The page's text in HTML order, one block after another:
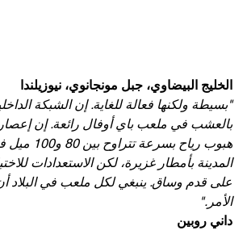
الخليج البيضاوي، جبل مونجانوي، نيوزيلندا
"بسيطة ولكنها فعالة للغاية. إن الشبكة
بالعشب في ملعب باي أوفال رائعة. إن إعصار
هبوب رياح
المدينة بأمطار غزيرة، لكن الاستعدادات
على قدم وساق. ينبغي لكل ملعب في البلاد
الأمر."
داني روبين